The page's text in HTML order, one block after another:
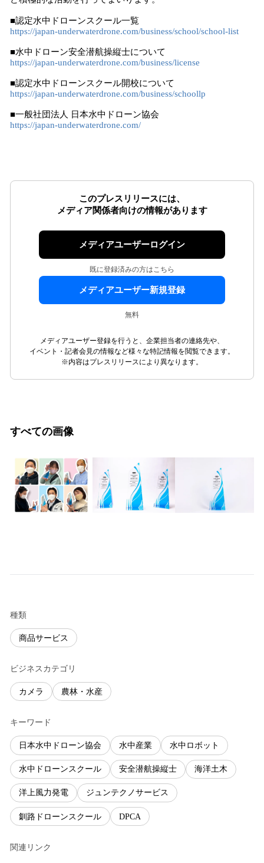
■認定水中ドローンスクール一覧
https://japan-underwaterdrone.com/business/school/school-list
■水中ドローン安全潜航操縦士について
https://japan-underwaterdrone.com/business/license
■認定水中ドローンスクール開校について
https://japan-underwaterdrone.com/business/schoollp
■一般社団法人 日本水中ドローン協会
https://japan-underwaterdrone.com/
このプレスリリースには、
メディア関係者向けの情報があります
メディアユーザーログイン
既に登録済みの方はこちら
メディアユーザー新規登録
無料
メディアユーザー登録を行うと、企業担当者の連絡先や、
イベント・記者会見の情報など様々な特記情報を閲覧できます。
※内容はプレスリリースにより異なります。
すべての画像
種類
商品サービス
ビジネスカテゴリ
カメラ 農林・水産
キーワード
日本水中ドローン協会 水中産業 水中ロボット
水中ドローンスクール 安全潜航操縦士 海洋土木
洋上風力発電 ジュンテクノサービス
釧路ドローンスクール DPCA
関連リンク